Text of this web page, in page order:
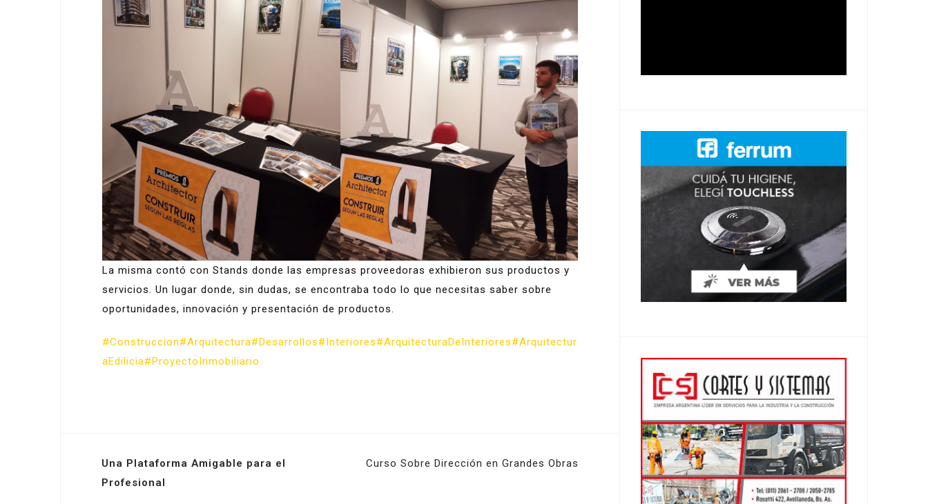
La misma contó con Stands donde las empresas proveedoras exhibieron sus productos y
servicios. Un lugar donde, sin dudas, se encontraba todo lo que necesitas saber sobre
oportunidades, innovación y presentación de productos.
#Construccion#Arquitectura#Desarrollos#Interiores#ArquitecturaDeInteriores#Arquitectur
aEdilicia#ProyectoInmobiliario
Navegación
de
Una Plataforma Amigable para el
Profesional
Curso Sobre Dirección en Grandes Obras